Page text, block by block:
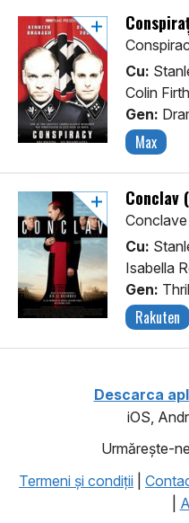
Cu:
Colin Firth
Gen:
Max
Conclav
Conclave
Cu:
Isabella
Gen:
Rakuten
Descarca
iOS,
Urmăreşte-
Termeni şi condiţii